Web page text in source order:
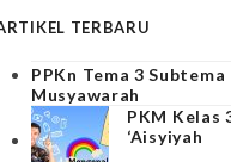
TERBARU
PPKn Tema 3
Musyawarah
PKM Kelas
‘Aisyiyah